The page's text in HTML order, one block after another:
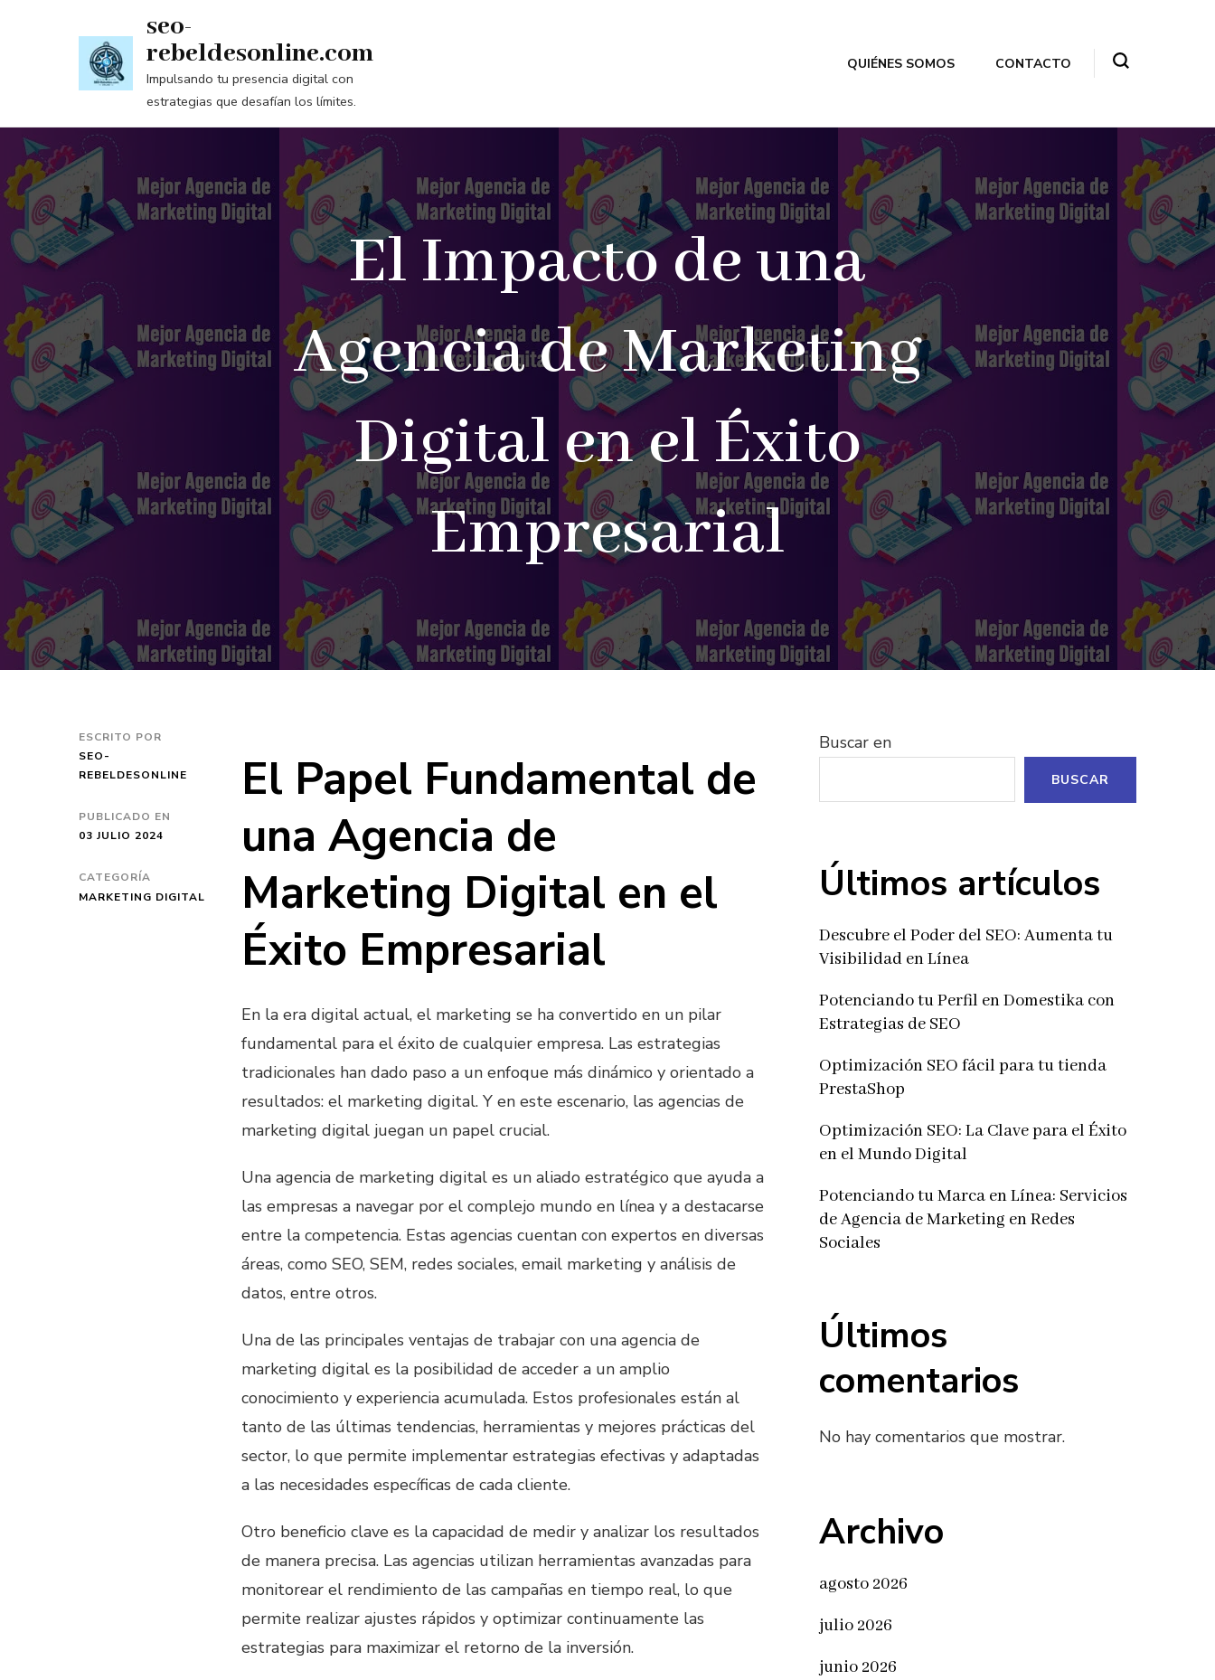
la
tecla
Intro)
seo-
rebeldesonline.com
Impulsando tu presencia digital con
estrategias que desafían los límites.
QUIÉNES SOMOS CONTACTO
El Impacto de una
Agencia de Marketing
Digital en el Éxito
Empresarial
ESCRITO POR
SEO-
REBELDESONLINE
PUBLICADO EN
03 JULIO 2024
CATEGORÍA
MARKETING DIGITAL
El Papel Fundamental de
una Agencia de
Marketing Digital en el
Éxito Empresarial
En la era digital actual, el marketing se ha convertido en un pilar
fundamental para el éxito de cualquier empresa. Las estrategias
tradicionales han dado paso a un enfoque más dinámico y orientado a
resultados: el marketing digital. Y en este escenario, las agencias de
marketing digital juegan un papel crucial.
Una agencia de marketing digital es un aliado estratégico que ayuda a
las empresas a navegar por el complejo mundo en línea y a destacarse
entre la competencia. Estas agencias cuentan con expertos en diversas
áreas, como SEO, SEM, redes sociales, email marketing y análisis de
datos, entre otros.
Una de las principales ventajas de trabajar con una agencia de
marketing digital es la posibilidad de acceder a un amplio
conocimiento y experiencia acumulada. Estos profesionales están al
tanto de las últimas tendencias, herramientas y mejores prácticas del
sector, lo que permite implementar estrategias efectivas y adaptadas
a las necesidades específicas de cada cliente.
Otro beneficio clave es la capacidad de medir y analizar los resultados
de manera precisa. Las agencias utilizan herramientas avanzadas para
monitorear el rendimiento de las campañas en tiempo real, lo que
permite realizar ajustes rápidos y optimizar continuamente las
estrategias para maximizar el retorno de la inversión.
Buscar en
BUSCAR
Últimos artículos
Descubre el Poder del SEO: Aumenta tu
Visibilidad en Línea
Potenciando tu Perfil en Domestika con
Estrategias de SEO
Optimización SEO fácil para tu tienda
PrestaShop
Optimización SEO: La Clave para el Éxito
en el Mundo Digital
Potenciando tu Marca en Línea: Servicios
de Agencia de Marketing en Redes
Sociales
Últimos
comentarios
No hay comentarios que mostrar.
Archivo
agosto 2026
julio 2026
junio 2026